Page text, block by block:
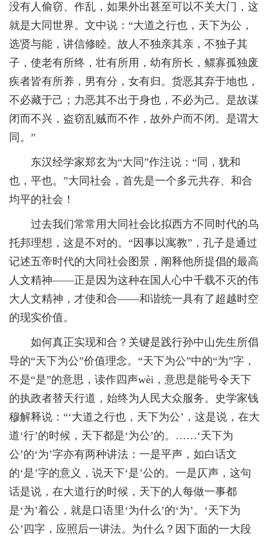
没有人偷窃、作乱，如果外出甚至可以不关大门，这
就是大同世界。文中说：“大道之行也，天下为公，
选贤与能，讲信修睦。故人不独亲其亲，不独子其
子，使老有所终，壮有所用，幼有所长，鳏寡孤独废
疾者皆有所养，男有分，女有归。货恶其弃于地也，
不必藏于己；力恶其不出于身也，不必为己。是故谋
闭而不兴，盗窃乱贼而不作，故外户而不闭。是谓大
同。”
东汉经学家郑玄为“大同”作注说：“同，犹和
也，平也。”大同社会，首先是一个多元共存、和合
均平的社会！
过去我们常常用大同社会比拟西方不同时代的乌
托邦理想，这是不对的。“因事以寓教”，孔子是通过
记述五帝时代的大同社会图景，阐释他所提倡的最高
人文精神——正是因为这种在国人心中千载不灭的伟
大人文精神，才使和合——和谐统一具有了超越时空
的现实价值。
如何真正实现和合？关键是践行孙中山先生所倡
导的“天下为公”价值理念。“天下为公”中的“为”字，
不是“是”的意思，读作四声wèi，意思是能号令天下
的执政者替天行道，始终为人民大众服务。史学家钱
穆解释说：“‘大道之行也，天下为公’，这是说，在大
道‘行’的时候，天下都是‘为公’的。……‘天下为
公’的‘为’字亦有两种讲法：一是平声，如白话文
的‘是’字的意义，说天下‘是’公的。一是仄声，这句
话是说，在大道行的时候，天下的人每做一事都
是‘为’着公，就是口语里‘为什么’的‘为’。‘天下为
公’四字，应照后一讲法。为什么？因下面的一大段